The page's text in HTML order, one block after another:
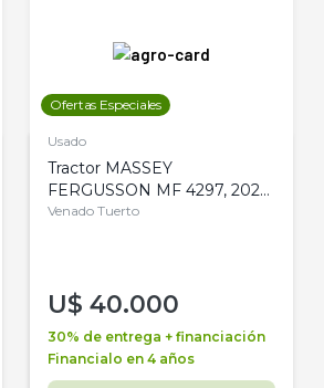
Ofertas Especiales
Usado
Tractor MASSEY
FERGUSSON MF 4297, 2020,
4WD, PATON
Venado Tuerto
U$ 40.000
30% de entrega + financiación
Financialo en 4 años